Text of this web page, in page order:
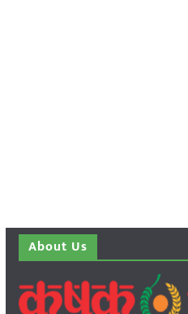
About Us